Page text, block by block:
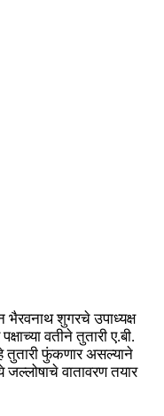
भैरवनाथ शुगरचे उपाध्यक्ष
वतीने तुतारी ए.बी.
तुतारी फुंकणार असल्याने
जल्लोषाचे वातावरण तयार